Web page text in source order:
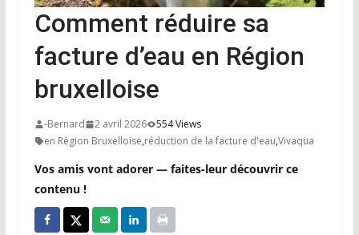
Comment réduire sa
facture d’eau en Région
bruxelloise
-Bernard 2 avril 2026
554 Views
en Région Bruxelloise,réduction de la facture d'eau,Vivaqua
Vos amis vont adorer — faites-leur découvrir ce
contenu !